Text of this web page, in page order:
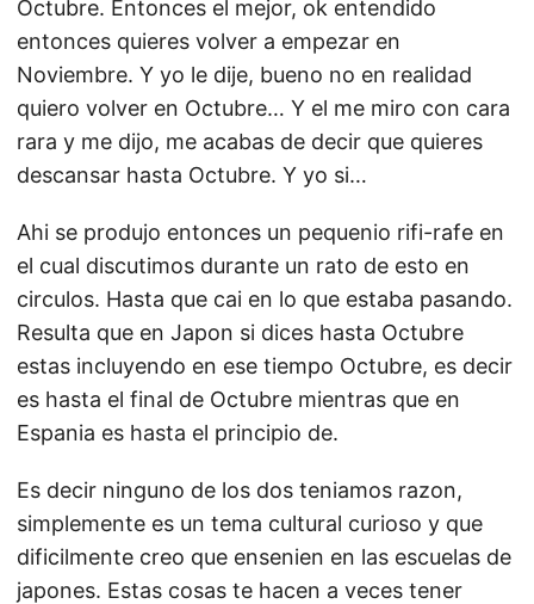
Octubre. Entonces el mejor, ok entendido
entonces quieres volver a empezar en
Noviembre. Y yo le dije, bueno no en realidad
quiero volver en Octubre… Y el me miro con cara
rara y me dijo, me acabas de decir que quieres
descansar hasta Octubre. Y yo si…
Ahi se produjo entonces un pequenio rifi-rafe en
el cual discutimos durante un rato de esto en
circulos. Hasta que cai en lo que estaba pasando.
Resulta que en Japon si dices hasta Octubre
estas incluyendo en ese tiempo Octubre, es decir
es hasta el final de Octubre mientras que en
Espania es hasta el principio de.
Es decir ninguno de los dos teniamos razon,
simplemente es un tema cultural curioso y que
dificilmente creo que ensenien en las escuelas de
japones. Estas cosas te hacen a veces tener